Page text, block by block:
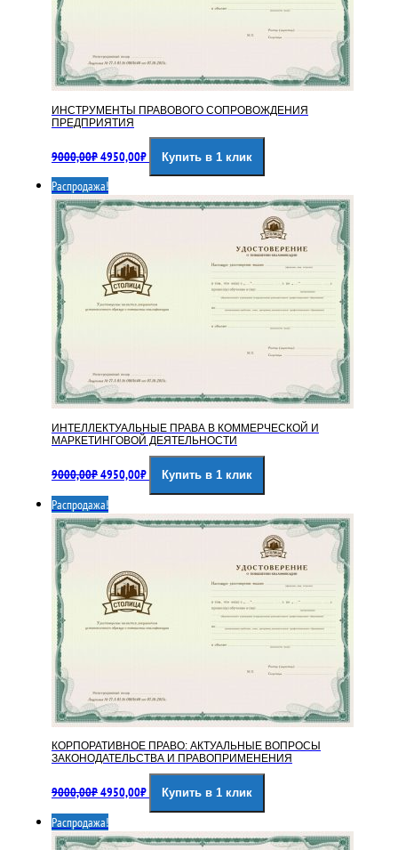
ИНСТРУМЕНТЫ ПРАВОВОГО СОПРОВОЖДЕНИЯ
ПРЕДПРИЯТИЯ
9000,00₽цена
составляла
9000,00₽.
4950,00₽цена:Купить в 1 клик
Распродажа!
ИНТЕЛЛЕКТУАЛЬНЫЕ ПРАВА В КОММЕРЧЕСКОЙ И
МАРКЕТИНГОВОЙ ДЕЯТЕЛЬНОСТИ
9000,00₽цена
составляла
9000,00₽.
4950,00₽цена:Купить в 1 клик
Распродажа!
КОРПОРАТИВНОЕ ПРАВО: АКТУАЛЬНЫЕ ВОПРОСЫ
ЗАКОНОДАТЕЛЬСТВА И ПРАВОПРИМЕНЕНИЯ
9000,00₽цена
составляла
9000,00₽.
4950,00₽цена:Купить в 1 клик
Распродажа!